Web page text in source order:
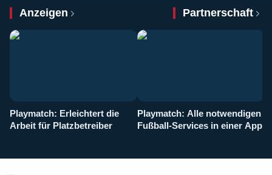
Anzeigen Partnerschaft
Playmatch: Erleichtert die
Arbeit für Platzbetreiber
Playmatch: Alle notwendigen
Fußball-Services in einer App